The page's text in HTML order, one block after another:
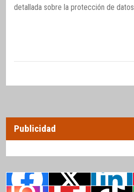
detallada sobre la protección de datos
Publicidad